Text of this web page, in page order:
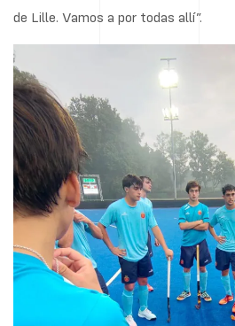
de Lille. Vamos a por todas allí”.